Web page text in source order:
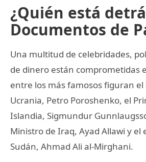
¿Quién está
Documentos de
Una multitud de celebridades,
de dinero están comprometidas
entre los más famosos figuran el
Ucrania, Petro Poroshenko, el
Islandia, Sigmundur
Ministro de Iraq, Ayad Allawi y el
Sudán, Ahmad Ali al-Mirghani.